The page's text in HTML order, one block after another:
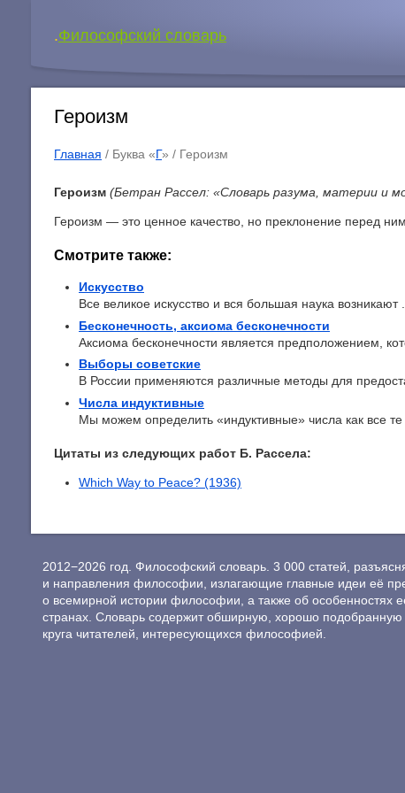
.Философский словарь
Героизм
Главная / Буква «Г» / Героизм
Героизм (Бетран Рассел: «Словарь разума, материи и
Героизм — это ценное качество, но преклонение перед
Смотрите также:
Искусство
Все великое искусство и вся большая наука возникают ...
Бесконечность, аксиома бесконечности
Аксиома бесконечности является предположением,
Выборы советские
В России применяются различные методы для
Числа индуктивные
Мы можем определить «индуктивные» числа как все те
Цитаты из следующих работ Б. Рассела:
Which Way to Peace? (1936)
2012−2026 год. Философский словарь. 3 000 статей,
и направления философии, излагающие главные идеи её
о всемирной истории философии, а также об особенностях
странах. Словарь содержит обширную, хорошо
круга читателей, интересующихся философией.